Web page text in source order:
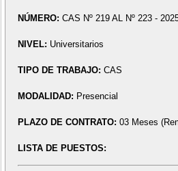
NÚMERO: CAS Nº 219 AL Nº 223 -
NIVEL: Universitarios
TIPO DE TRABAJO: CAS
MODALIDAD: Presencial
PLAZO DE CONTRATO: 03 Meses
LISTA DE PUESTOS: